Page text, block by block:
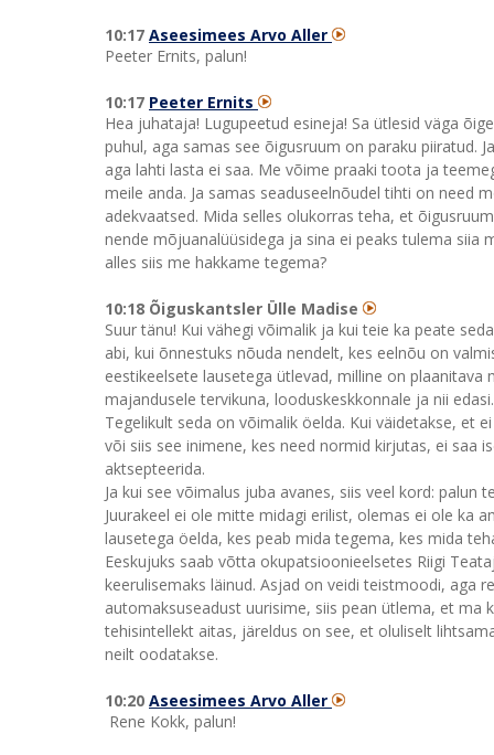
10:17 Aseesimees Arvo Aller
Peeter Ernits, palun!
10:17 Peeter Ernits
Hea juhataja! Lugupeetud esineja! Sa ütlesid väga
puhul, aga samas see õigusruum on paraku piiratud.
aga lahti lasta ei saa. Me võime praaki toota ja
meile anda. Ja samas seaduseelnõudel tihti on need
adekvaatsed. Mida selles olukorras teha, et
nende mõjuanalüüsidega ja sina ei peaks tulema
alles siis me hakkame tegema?
10:18 Õiguskantsler Ülle Madise
Suur tänu! Kui vähegi võimalik ja kui teie ka peate
abi, kui õnnestuks nõuda nendelt, kes eelnõu on
eestikeelsete lausetega ütlevad, milline on
majandusele tervikuna, looduskeskkonnale ja nii
Tegelikult seda on võimalik öelda. Kui väidetakse, et
või siis see inimene, kes need normid kirjutas, ei saa
aktsepteerida.
Ja kui see võimalus juba avanes, siis veel kord:
Juurakeel ei ole mitte midagi erilist, olemas ei ole ka
lausetega öelda, kes peab mida tegema, kes mida
Eeskujuks saab võtta okupatsioonieelsetes Riigi
keerulisemaks läinud. Asjad on veidi teistmoodi, aga
automaksuseadust uurisime, siis pean ütlema, et ma
tehisintellekt aitas, järeldus on see, et oluliselt
neilt oodatakse.
10:20 Aseesimees Arvo Aller
Rene Kokk, palun!